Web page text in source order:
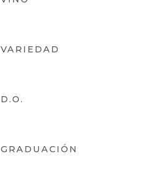
VARIEDAD
D.O.
GRADUACIÓN